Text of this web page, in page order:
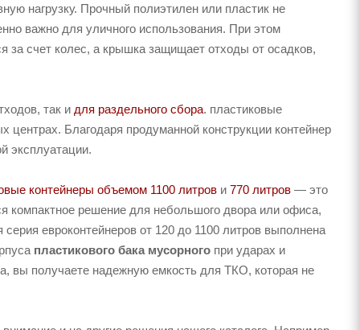
нагрузку. Прочный полиэтилен или пластик не
важно для уличного использования. При этом
за счет колес, а крышка защищает отходы от осадков,
так и для раздельного сбора. пластиковые
Благодаря продуманной конструкции контейнер
эксплуатации.
контейнеры объемом 1100 литров и 770 литров — это
компактное решение для небольшого двора или офиса,
серия евроконтейнеров от 120 до 1100 литров выполнена
пластикового бака мусорного при ударах и
вы получаете надежную емкость для ТКО, которая не